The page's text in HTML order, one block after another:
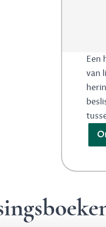
Een
van